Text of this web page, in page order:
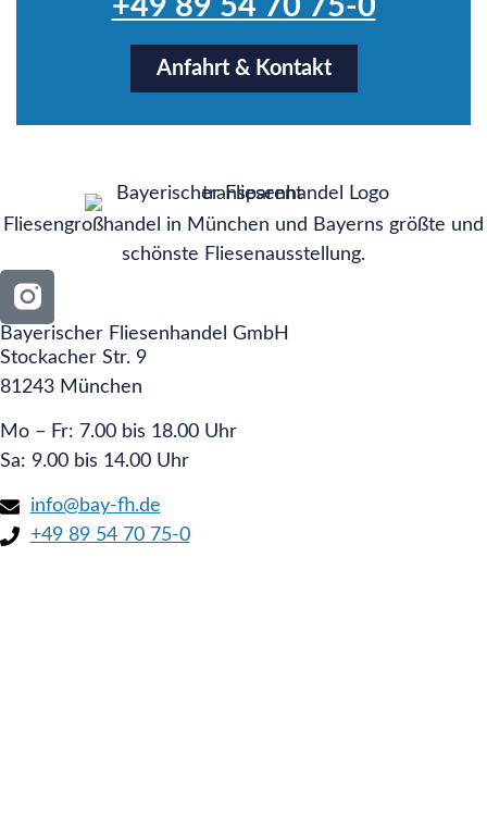
+49 89 54 70 75-0
Anfahrt & Kontakt
Fliesengroßhandel in München und Bayerns größte und
schönste Fliesenausstellung.
Bayerischer Fliesenhandel GmbH
Stockacher Str. 9
81243 München
Mo – Fr: 7.00 bis 18.00 Uhr
Sa: 9.00 bis 14.00 Uhr
info@bay-fh.de
+49 89 54 70 75-0